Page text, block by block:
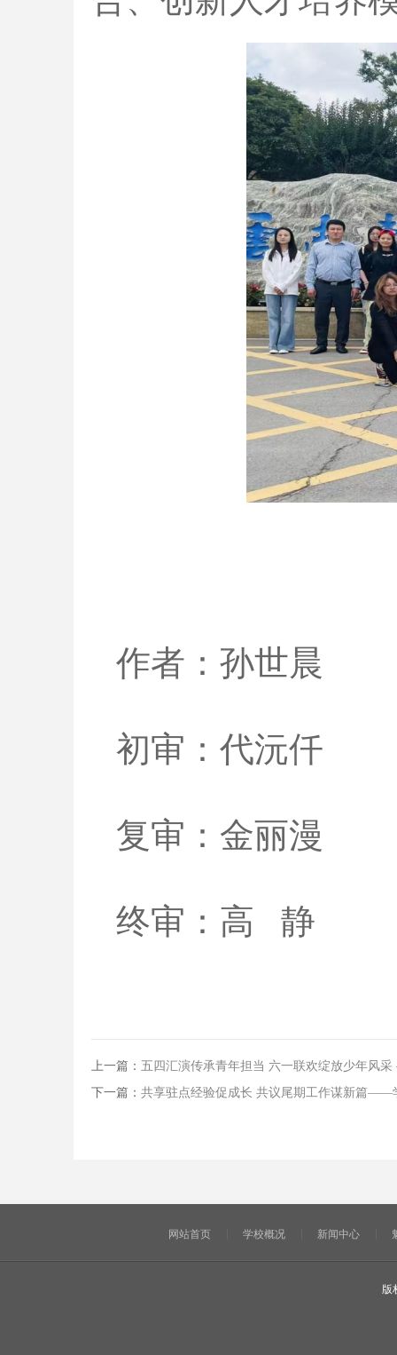
作者：孙世晨
初审：代沅仟
复审：金丽漫
终审：高 静
上一篇： 五四汇演传承青年担当 六一联欢绽放少年风
下一篇： 共享驻点经验促成长 共议尾期工作谋新篇——
网站首页 学校概况 新闻中心
版